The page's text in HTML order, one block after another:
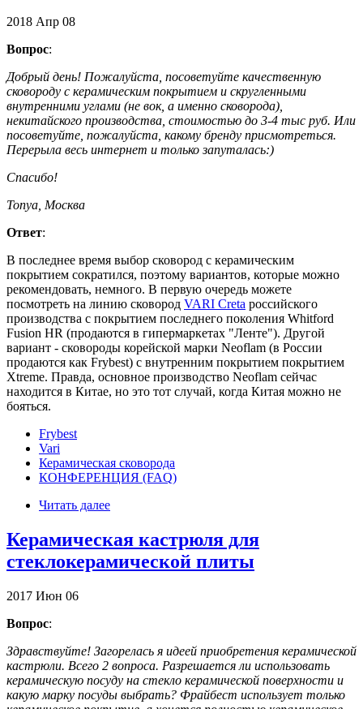
2018 Апр 08
Вопрос:
Добрый день! Пожалуйста, посоветуйте качественную
сковороду с керамическим покрытием и скругленными
внутренними углами (не вок, а именно сковорода),
некитайского производства, стоимостью до 3-4 тыс руб. Или
посоветуйте, пожалуйста, какому бренду присмотреться.
Перерыла весь интернет и только запуталась:)
Спасибо!
Tonya, Москва
Ответ:
В последнее время выбор сковород с керамическим
покрытием сократился, поэтому вариантов, которые можно
рекомендовать, немного. В первую очередь можете
посмотреть на линию сковород VARI Creta российского
производства с покрытием последнего поколения Whitford
Fusion HR (продаются в гипермаркетах "Ленте"). Другой
вариант - сковороды корейской марки Neoflam (в России
продаются как Frybest) с внутренним покрытием покрытием
Xtreme. Правда, основное производство Neoflam сейчас
находится в Китае, но это тот случай, когда Китая можно не
бояться.
Frybest
Vari
Керамическая сковорода
КОНФЕРЕНЦИЯ (FAQ)
Читать далее
Керамическая кастрюля для
стеклокерамической плиты
2017 Июн 06
Вопрос:
Здравствуйте! Загорелась я идеей приобретения керамической
кастрюли. Всего 2 вопроса. Разрешается ли использовать
керамическую посуду на стекло керамической поверхности и
какую марку посуды выбрать? Фрайбест использует только